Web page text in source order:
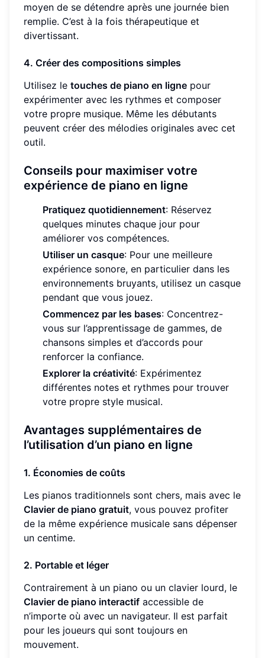
moyen de se détendre après une journée bien
remplie. C’est à la fois thérapeutique et
divertissant.
4. Créer des compositions simples
Utilisez le touches de piano en ligne pour
expérimenter avec les rythmes et composer
votre propre musique. Même les débutants
peuvent créer des mélodies originales avec cet
outil.
Conseils pour maximiser votre
expérience de piano en ligne
Pratiquez quotidiennement: Réservez
quelques minutes chaque jour pour
améliorer vos compétences.
Utiliser un casque: Pour une meilleure
expérience sonore, en particulier dans les
environnements bruyants, utilisez un casque
pendant que vous jouez.
Commencez par les bases: Concentrez-
vous sur l’apprentissage de gammes, de
chansons simples et d’accords pour
renforcer la confiance.
Explorer la créativité: Expérimentez
différentes notes et rythmes pour trouver
votre propre style musical.
Avantages supplémentaires de
l’utilisation d’un piano en ligne
1. Économies de coûts
Les pianos traditionnels sont chers, mais avec le
Clavier de piano gratuit, vous pouvez profiter
de la même expérience musicale sans dépenser
un centime.
2. Portable et léger
Contrairement à un piano ou un clavier lourd, le
Clavier de piano interactif accessible de
n’importe où avec un navigateur. Il est parfait
pour les joueurs qui sont toujours en
mouvement.